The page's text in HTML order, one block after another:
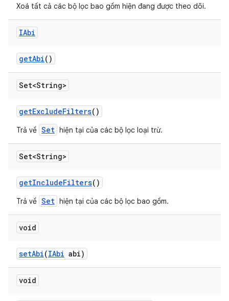
Xoá tất cả các bộ lọc bao gồm hiện đang được theo dõi.
IAbi
getAbi()
Set<String>
getExcludeFilters()
Trả về Set hiện tại của các bộ lọc loại trừ.
Set<String>
getIncludeFilters()
Trả về Set hiện tại của các bộ lọc bao gồm.
void
setAbi(IAbi abi)
void